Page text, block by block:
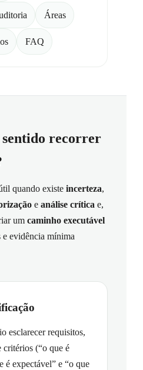
Áreas
FAQ
sentido recorrer
quando existe incerteza,
e análise crítica e,
um caminho executável
evidência mínima
esclarecer requisitos,
critérios (“o que é
é expectável” e “o que